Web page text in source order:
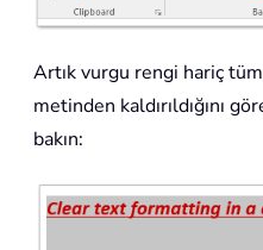
Artık vurgu rengi hariç
metinden kaldırıldığını
bakın: